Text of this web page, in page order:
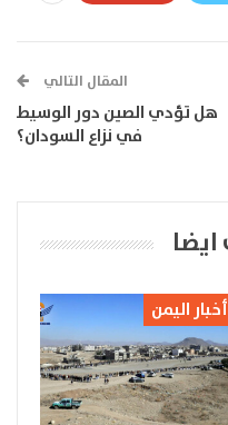
المقال التالي
هل تؤدي الصين دور الوسيط
في نزاع السودان؟
أخبار اليمن